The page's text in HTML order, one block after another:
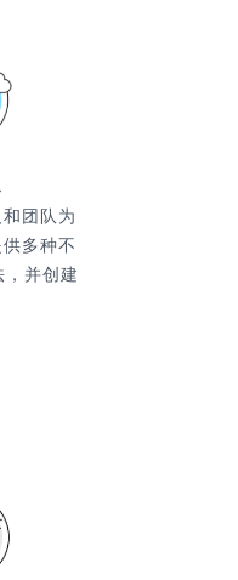
团队为
多种不
并创建